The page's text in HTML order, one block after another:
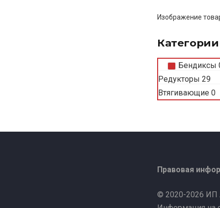
Изображение
Бендиксы
Редукторы 29
Втягивающие 0
Правовая
© 2020-2026 ИП